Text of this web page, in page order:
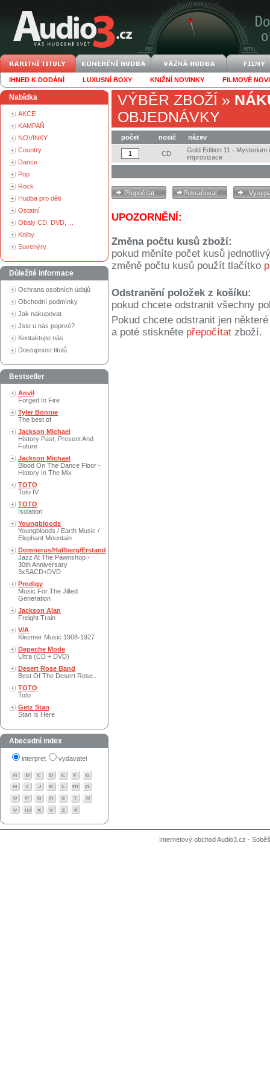
IHNED K DODÁNÍ LUXUSNÍ BOXY KNIŽNÍ NOVINKY FILMOVÉ
Nabídka
AKCE
KAMPAŇ
NOVINKY
Country
Dance
Pop
Rock
Hudba pro děti
Ostatní
Obaly CD, DVD, ...
Knihy
Suvenýry
Důležité informace
Ochrana osobních údajů
Obchodní podmínky
Jak nakupovat
Jste u nás poprvé?
Kontaktujte nás
Dostupnost titulů
Bestseller
Anvil
Forged In Fire
Tyler Bonnie
The best of
Jackson Michael
History Past, Present And
Future
Jackson Michael
Blood On The Dance Floor -
History In The Mix
TOTO
Toto IV
TOTO
Isolation
Youngbloods
Youngbloods / Earth Music /
Elephant Mountain
Domnerus/Hallberg/Erstand
Jazz At The Pawnshop -
30th Anniversary
3xSACD+DVD
Prodigy
Music For The Jilted
Generation
Jackson Alan
Freight Train
V/A
Klezmer Music 1908-1927
Depeche Mode
Ultra (CD + DVD)
Desert Rose Band
Best Of The Desert Rose..
TOTO
Toto
Getz Stan
Stan Is Here
Abecední index
interpret vydavatel
VÝBĚR ZBOŽÍ »
OBJEDNÁVKY
počet nosič název
CD
Gold Edition 11 -
improvizace
UPOZORNĚNÍ:
Změna počtu kusů zboží:
pokud měníte počet kusů
změně počtu kusů použít tlačítko
Odstranění položek z košíku:
pokud chcete odstranit všechny
Pokud chcete odstranit jen
a poté stiskněte přepočítat zboží.
Internetový obchod Audio3.cz -